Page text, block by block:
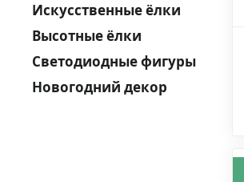
Искусственные ёлки
Высотные ёлки
Светодиодные фигуры
Новогодний декор